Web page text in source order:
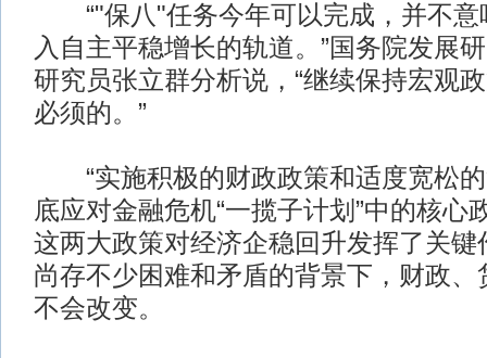
“"保八"任务今年可以完成，并不意
入自主平稳增长的轨道。”国务院发展
研究员张立群分析说，“继续保持宏观
必须的。”
“实施积极的财政政策和适度宽松的
底应对金融危机“一揽子计划”中的核心
这两大政策对经济企稳回升发挥了关键
尚存不少困难和矛盾的背景下，财政、
不会改变。